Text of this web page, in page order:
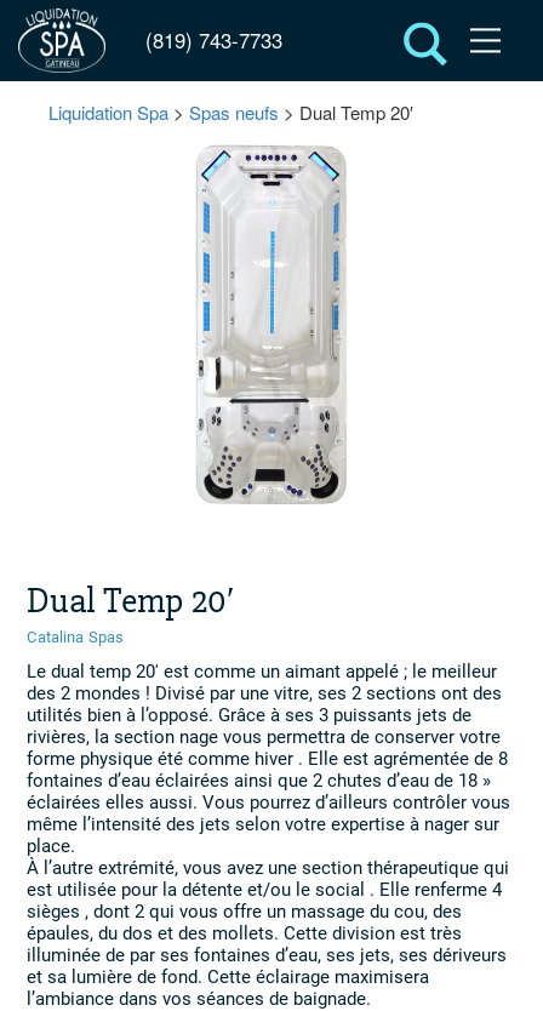
(819) 743-7733
Liquidation Spa >Spas neufs > Dual Temp 20′
Dual Temp 20′
Catalina Spas
Le dual temp 20′ est comme un aimant appelé ; le meilleur
des 2 mondes ! Divisé par une vitre, ses 2 sections ont des
utilités bien à l’opposé. Grâce à ses 3 puissants jets de
rivières, la section nage vous permettra de conserver votre
forme physique été comme hiver . Elle est agrémentée de 8
fontaines d’eau éclairées ainsi que 2 chutes d’eau de 18 »
éclairées elles aussi. Vous pourrez d’ailleurs contrôler vous
même l’intensité des jets selon votre expertise à nager sur
place.
À l’autre extrémité, vous avez une section thérapeutique qui
est utilisée pour la détente et/ou le social . Elle renferme 4
sièges , dont 2 qui vous offre un massage du cou, des
épaules, du dos et des mollets. Cette division est très
illuminée de par ses fontaines d’eau, ses jets, ses dériveurs
et sa lumière de fond. Cette éclairage maximisera
l’ambiance dans vos séances de baignade.